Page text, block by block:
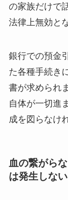
の家族だけで
法律上無効と
銀行での預金
た各種手続き
書が求められ
自体が一切進
成を図らなけ
血の繋がら
は発生しない